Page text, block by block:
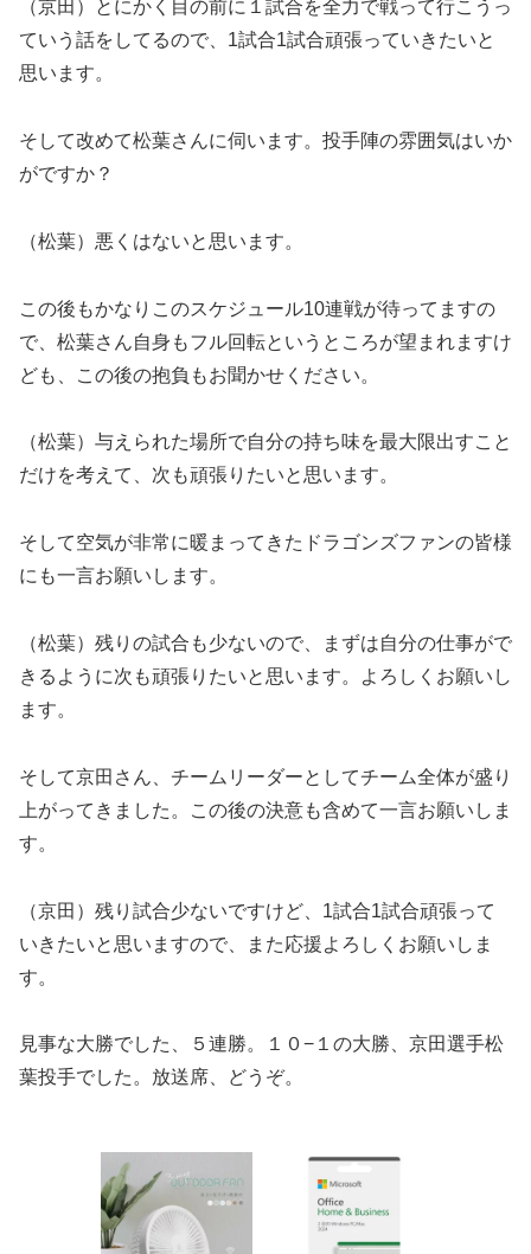
（京田）とにかく目の前に１試合を全力で戦って行こうっ
ていう話をしてるので、1試合1試合頑張っていきたいと
思います。
そして改めて松葉さんに伺います。投手陣の雰囲気はいか
がですか？
（松葉）悪くはないと思います。
この後もかなりこのスケジュール10連戦が待ってますの
で、松葉さん自身もフル回転というところが望まれますけ
ども、この後の抱負もお聞かせください。
（松葉）与えられた場所で自分の持ち味を最大限出すこと
だけを考えて、次も頑張りたいと思います。
そして空気が非常に暖まってきたドラゴンズファンの皆様
にも一言お願いします。
（松葉）残りの試合も少ないので、まずは自分の仕事がで
きるように次も頑張りたいと思います。よろしくお願いし
ます。
そして京田さん、チームリーダーとしてチーム全体が盛り
上がってきました。この後の決意も含めて一言お願いしま
す。
（京田）残り試合少ないですけど、1試合1試合頑張って
いきたいと思いますので、また応援よろしくお願いしま
す。
見事な大勝でした、５連勝。１０−１の大勝、京田選手松
葉投手でした。放送席、どうぞ。